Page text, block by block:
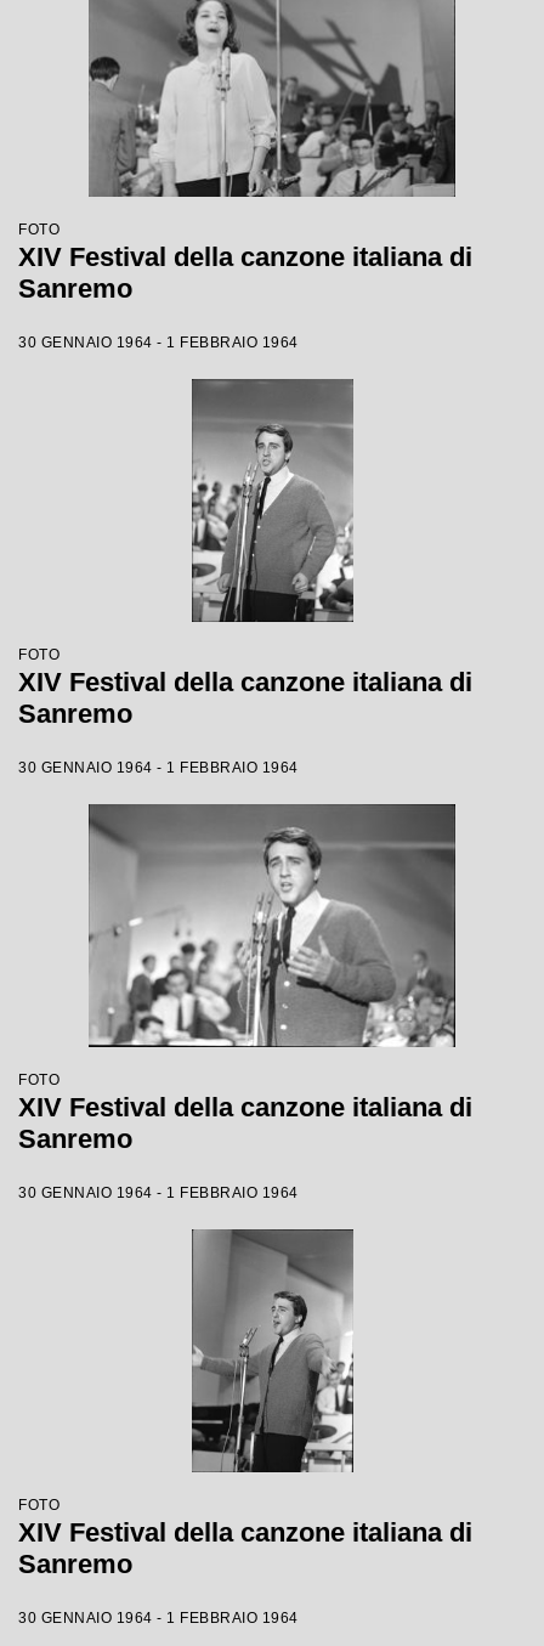
FOTO
XIV Festival della canzone italiana di
Sanremo
30 GENNAIO 1964 - 1 FEBBRAIO 1964
FOTO
XIV Festival della canzone italiana di
Sanremo
30 GENNAIO 1964 - 1 FEBBRAIO 1964
FOTO
XIV Festival della canzone italiana di
Sanremo
30 GENNAIO 1964 - 1 FEBBRAIO 1964
FOTO
XIV Festival della canzone italiana di
Sanremo
30 GENNAIO 1964 - 1 FEBBRAIO 1964